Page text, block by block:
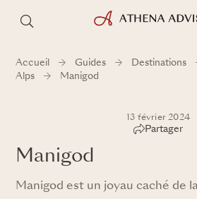
Accueil Guides Destinations
Alps
Manigod
13 février 2024
Partager
Manigod
Manigod est un joyau caché de